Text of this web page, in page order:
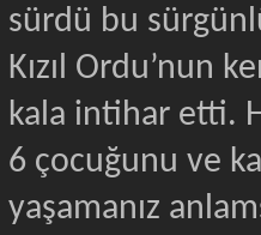
sürdü bu
Kızıl Ordu’nun
kala intihar etti.
6 çocuğunu ve
yaşamanız